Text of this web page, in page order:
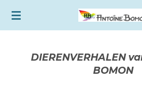
Ga
DIERENVERHALEN
BOMON